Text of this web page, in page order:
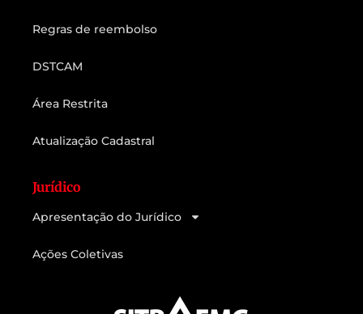
Regras de reembolso
DSTCAM
Área Restrita
Atualização Cadastral
Jurídico
Apresentação do Jurídico
Ações Coletivas